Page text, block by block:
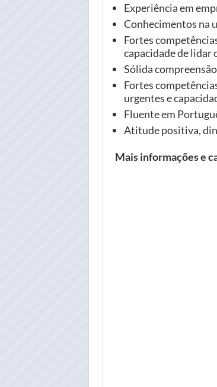
Experiência em
Conhecimentos na
Fortes
capacidade de lidar
Sólida
Fortes
urgentes e
Fluente em
Atitude positiva,
Mais informações e